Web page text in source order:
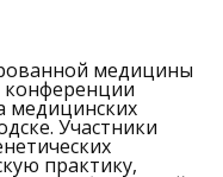
медицины
конференции
медицинских
Участники
практику,